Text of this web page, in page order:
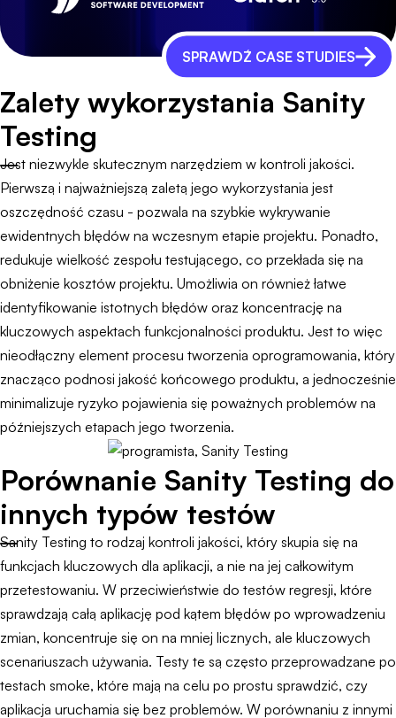
SPRAWDŹ CASE STUDIES
Zalety wykorzystania Sanity
Testing
Jest niezwykle skutecznym narzędziem w kontroli jakości.
Pierwszą i najważniejszą zaletą jego wykorzystania jest
oszczędność czasu - pozwala na szybkie wykrywanie
ewidentnych błędów na wczesnym etapie projektu. Ponadto,
redukuje wielkość zespołu testującego, co przekłada się na
obniżenie kosztów projektu. Umożliwia on również łatwe
identyfikowanie istotnych błędów oraz koncentrację na
kluczowych aspektach funkcjonalności produktu. Jest to więc
nieodłączny element procesu tworzenia oprogramowania, który
znacząco podnosi jakość końcowego produktu, a jednocześnie
minimalizuje ryzyko pojawienia się poważnych problemów na
późniejszych etapach jego tworzenia.
Porównanie Sanity Testing do
innych typów testów
Sanity Testing to rodzaj kontroli jakości, który skupia się na
funkcjach kluczowych dla aplikacji, a nie na jej całkowitym
przetestowaniu. W przeciwieństwie do testów regresji, które
sprawdzają całą aplikację pod kątem błędów po wprowadzeniu
zmian, koncentruje się on na mniej licznych, ale kluczowych
scenariuszach używania. Testy te są często przeprowadzane po
testach smoke, które mają na celu po prostu sprawdzić, czy
aplikacja uruchamia się bez problemów. W porównaniu z innymi